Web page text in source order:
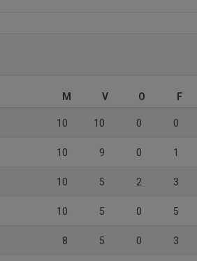
M V O F
10 10 0 0
10 9 0 1
10 5 2 3
10 5 0 5
8 5 0 3